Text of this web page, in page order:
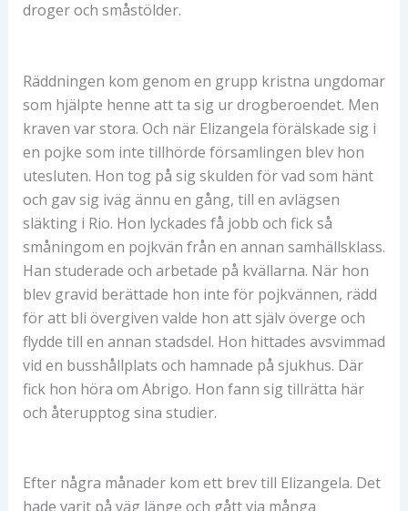
droger och småstölder.
Räddningen kom genom en grupp kristna ungdomar
som hjälpte henne att ta sig ur drogberoendet. Men
kraven var stora. Och när Elizangela förälskade sig i
en pojke som inte tillhörde församlingen blev hon
utesluten. Hon tog på sig skulden för vad som hänt
och gav sig iväg ännu en gång, till en avlägsen
släkting i Rio. Hon lyckades få jobb och fick så
småningom en pojkvän från en annan samhällsklass.
Han studerade och arbetade på kvällarna. När hon
blev gravid berättade hon inte för pojkvännen, rädd
för att bli övergiven valde hon att själv överge och
flydde till en annan stadsdel. Hon hittades avsvimmad
vid en busshållplats och hamnade på sjukhus. Där
fick hon höra om Abrigo. Hon fann sig tillrätta här
och återupptog sina studier.
Efter några månader kom ett brev till Elizangela. Det
hade varit på väg länge och gått via många